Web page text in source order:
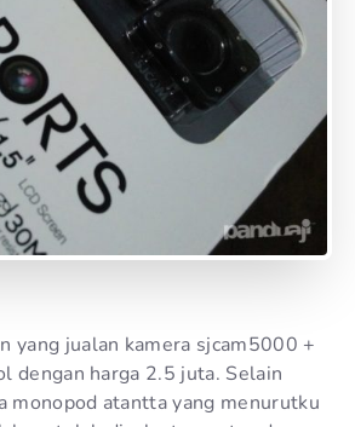
yang jualan kamera sjcam5000 +
dengan harga 2.5 juta. Selain
monopod atantta yang menurutku